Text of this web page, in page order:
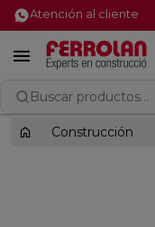
Atención al cliente

Buscar productos...
Construcción